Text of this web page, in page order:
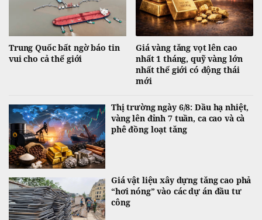
Trung Quốc bất ngờ báo tin
vui cho cả thế giới
Giá vàng tăng vọt lên cao
nhất 1 tháng, quỹ vàng lớn
nhất thế giới có động thái
mới
Thị trường ngày 6/8: Dầu hạ nhiệt,
vàng lên đỉnh 7 tuần, ca cao và cà
phê đồng loạt tăng
Giá vật liệu xây dựng tăng cao phả
“hơi nóng” vào các dự án đầu tư
công